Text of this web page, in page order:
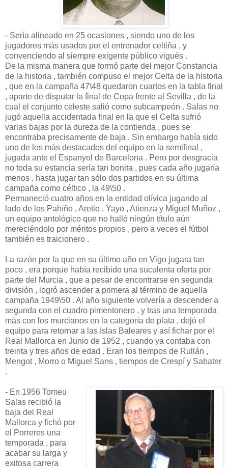
- Sería alineado en 25 ocasiones , siendo uno de los
jugadores más usados por el entrenador celtiña , y
convenciendo al siempre exigente público vigués .
De la misma manera que formó parte del mejor Constancia
de la historia , también compuso el mejor Celta de la historia
, que en la campaña 47\48 quedaron cuartos en la tabla final
, aparte de disputar la final de Copa frente al Sevilla , de la
cual el conjunto celeste salió como subcampeón . Salas no
jugó aquella accidentada final en la que el Celta sufrió
varias bajas por la dureza de la contienda , pues se
encontraba precisamente de baja . Sin embargo había sido
uno de los más destacados del equipo en la semifinal ,
jugada ante el Espanyol de Barcelona . Pero por desgracia
no toda su estancia sería tan bonita , pues cada año jugaría
menos , hasta jugar tan sólo dos partidos en su última
campaña como céltico , la 49\50 .
Permaneció cuatro años en la entidad olívica jugando al
lado de los Pahíño , Aretio , Yayo , Atienza y Miguel Muñoz ,
un equipo antológico que no halló ningún título aún
mereciéndolo por méritos propios , pero a veces el fútbol
también es traicionero .
La razón por la que en su último año en Vigo jugara tan
poco , era porque había recibido una suculenta oferta por
parte del Murcia , que a pesar de encontrarse en segunda
división , logró ascender a primera al término de aquella
campaña 1949\50 . Al año siguiente volvería a descender a
segunda con el cuadro pimentonero , y tras una temporada
más con los murcianos en la categoría de plata , dejó el
equipo para retornar a las Islas Baleares y así fichar por el
Real Mallorca en Junio de 1952 , cuando ya contaba con
treinta y tres años de edad . Eran los tiempos de Rullán ,
Mengot , Morro o Miguel Sans , tiempos de Crespí y Sabater
.
- En 1956 Tomeu
Salas recibió la
baja del Real
Mallorca y fichó por
el Porreres una
temporada , para
acabar su larga y
exitosa carrera